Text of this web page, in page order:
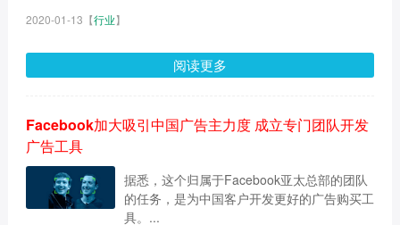
2020-01-13 【行业】
阅读更多
Facebook加大吸引中国广告主力度 成立专门团队开发
广告工具
据悉，这个归属于Facebook亚太总部的团队
的任务，是为中国客户开发更好的广告购买工
具。...